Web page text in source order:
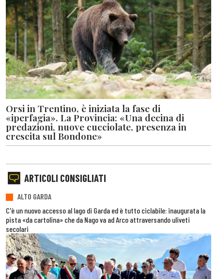
Orsi in Trentino, è iniziata la fase di
«iperfagia». La Provincia: «Una decina di
predazioni, nuove cucciolate, presenza in
crescita sul Bondone»
ARTICOLI CONSIGLIATI
ALTO GARDA
C'è un nuovo accesso al lago di Garda ed è tutto ciclabile: inaugurata la
pista «da cartolina» che da Nago va ad Arco attraversando uliveti
secolari